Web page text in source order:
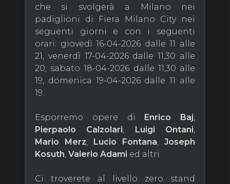
che si svolgerà a Milano nei
padiglioni di Fiera Milano City nei
seguenti giorni e con i seguenti
orari: giovedì 16-04-2026 dalle 11 alle
21, venerdì 17-04-2026 dalle 11,30 alle
20, sabato 18-04-2026 dalle 11,30 alle
19, domenica 19-04-2026 dalle 11 alle
19.
Esporremo opere di Enrico Baj,
Pierpaolo Calzolari, Luigi Ontani,
Mario Merz, Lucio Fontana, Joseph
Kosuth, Valerio Adami ed altri
Ci troverete al livello zero stand